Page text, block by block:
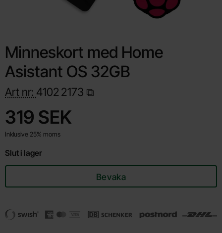
Minneskort med Home
Asistant OS 32GB
Art nr: 4102 2173
pris
319 SEK
Inklusive 25% moms
Slut i lager
Bevaka